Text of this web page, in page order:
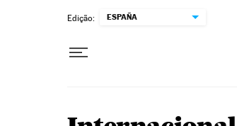
Edição: ESPAÑA